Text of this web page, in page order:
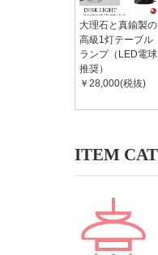
大理石と真鍮製の
高級1灯テーブル
ランプ（LED電球
推奨）
￥28,000(税抜)